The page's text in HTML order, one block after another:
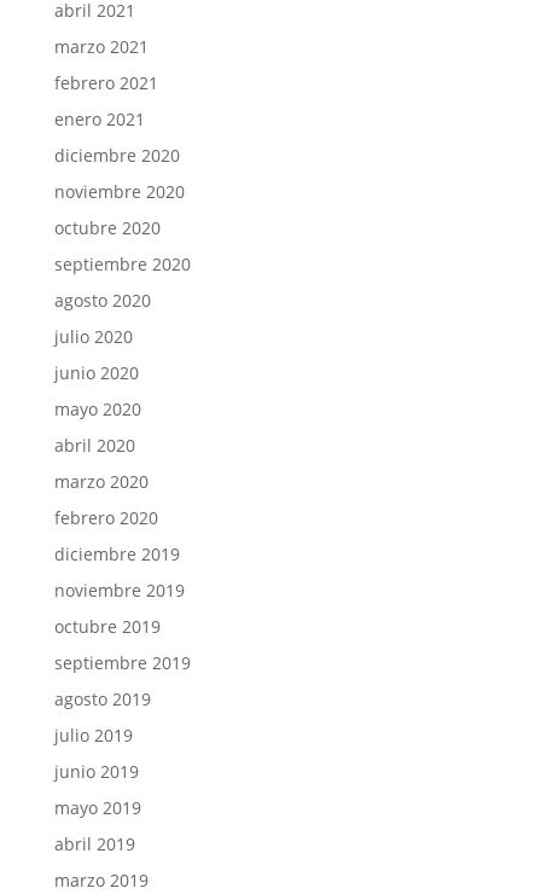
abril 2021
marzo 2021
febrero 2021
enero 2021
diciembre 2020
noviembre 2020
octubre 2020
septiembre 2020
agosto 2020
julio 2020
junio 2020
mayo 2020
abril 2020
marzo 2020
febrero 2020
diciembre 2019
noviembre 2019
octubre 2019
septiembre 2019
agosto 2019
julio 2019
junio 2019
mayo 2019
abril 2019
marzo 2019